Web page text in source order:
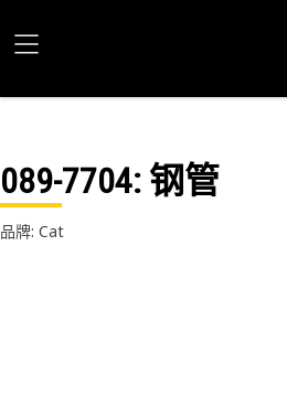
089-7704: 钢管
品牌: Cat